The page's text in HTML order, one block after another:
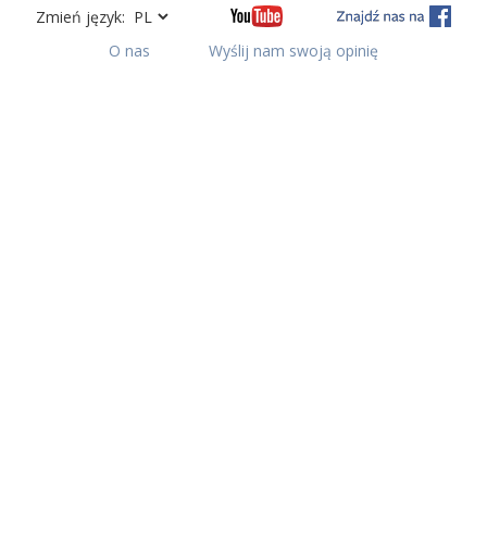
Zmień język:
O nas
Wyślij nam swoją opinię